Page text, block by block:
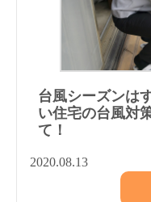
台風シーズンは
い住宅の台風対
て！
2020.08.13